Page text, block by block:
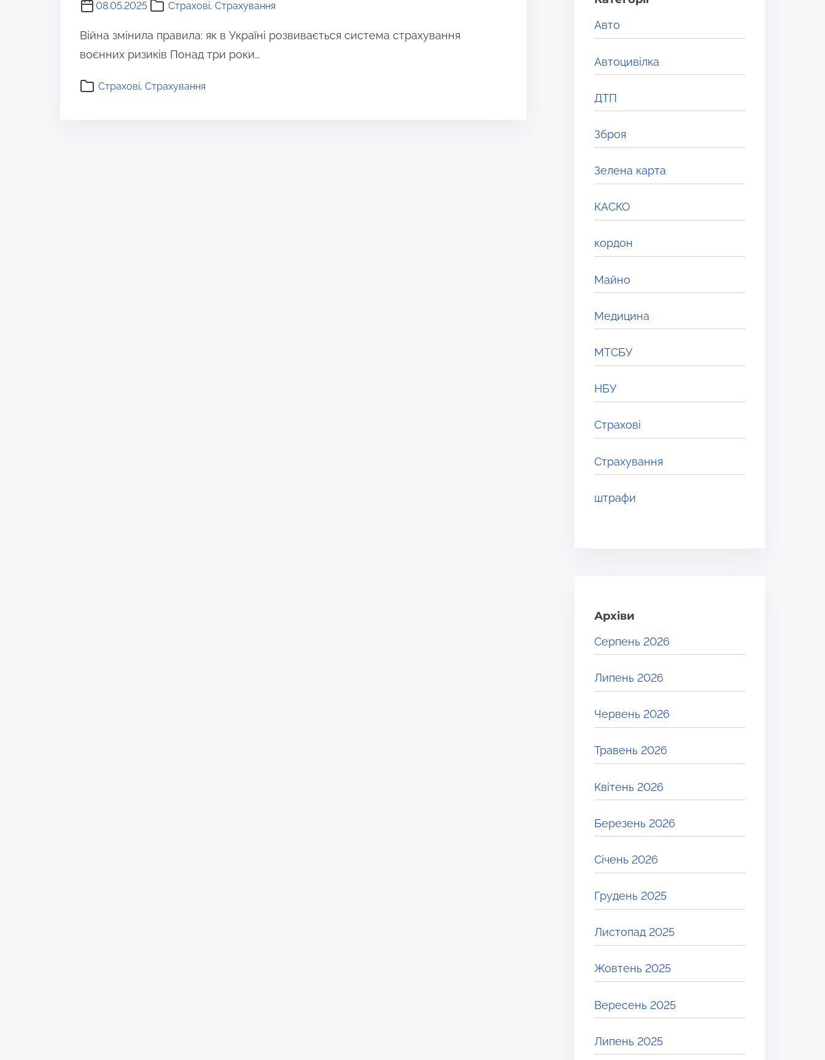
08.05.2025 Страхові, Страхування
Війна змінила правила: як в Україні розвивається система страхування
воєнних ризиків Понад три роки…
Страхові, Страхування
r
e
.
.
Авто
Автоцивілка
ДТП
Зброя
Зелена карта
КАСКО
кордон
Майно
Медицина
МТСБУ
НБУ
Страхові
Страхування
штрафи
Архіви
Серпень 2026
Липень 2026
Червень 2026
Травень 2026
Квітень 2026
Березень 2026
Січень 2026
Грудень 2025
Листопад 2025
Жовтень 2025
Вересень 2025
Липень 2025